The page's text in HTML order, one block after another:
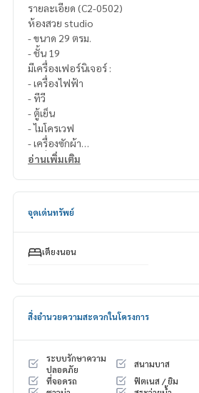
รายละเอียด (C2-0502)
ห้องสวย studio
- ขนาด 29 ตรม.
- ชั้น 19
มีเครื่องเฟอร์นิเจอร์ :
- เครื่องไฟฟ้า
- ทีวี
- ตู้เย็น
- ไมโครเวฟ
- เครื่องซักผ้า
- เครื่องทำน้ำอุ่น
a Phasi Charoen Station
ม.
- รถไฟฟ้า MRT สถานีภาษีเจริญ 150 เมตร
สถานที่สำคัญใกล้เคียง :
- 7-Eleven : 180 เมตร
- เสนีย์ฟู้ด : 200 เมตร
- Seacon บางแค : 220 เมตร
อ่านเพิ่มเติม
จุดเด่นทรัพย์
เตียงนอน
สิ่งอำนวยความสะดวกในโครงการ
ระบบรักษาความ
ปลอดภัย
สนามบาส
ที่จอดรถ
ฟิตเนส / ยิม